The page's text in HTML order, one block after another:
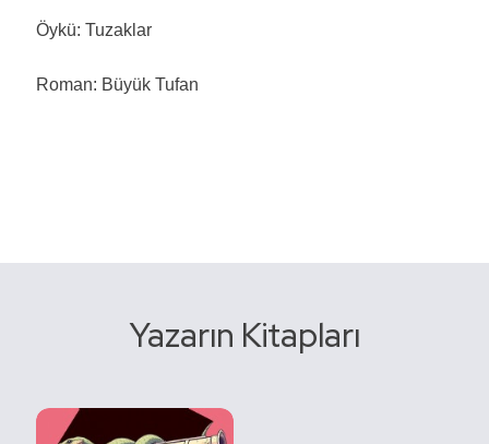
Öykü: Tuzaklar
Roman: Büyük Tufan
Yazarın Kitapları